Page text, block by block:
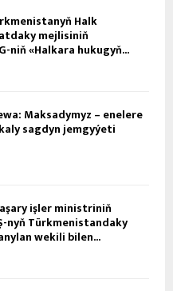
Halk
mejlisiniň
niň «Halkara hukugyň...
Maksadymyz – enelere
sagdyn jemgyýeti
işler ministriniň
nyň Türkmenistandaky
wekili bilen...